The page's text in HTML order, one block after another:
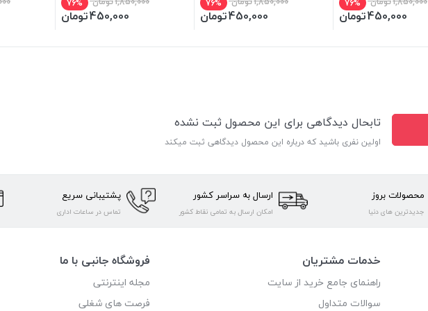
76%
450,000تومان
76%
450,000تومان
76%
450,000تومان
تابحال دیدگاهی برای این محصول ثبت نشده
اولین نفری باشید که درباره این محصول دیدگاهی ثبت میکند
محصولات بروز
جدیدترین های دنیا
ارسال به سراسر کشور
امکان ارسال به تمامی نقاط کشور
پشتیبانی سریع
تماس در ساعات اداری
خدمات مشتریان
راهنمای جامع خرید از سایت
سوالات متداول
فروشگاه جانبی با ما
مجله اینترنتی
فرصت های شغلی